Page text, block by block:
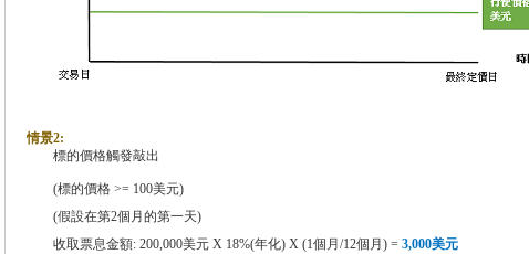
情景2:
標的價格觸發敲出
(標的價格 >= 100美元)
(假設在第2個月的第一天)
收取票息金額: 200,000美元 X 18%(年化) X (1個月 /12個月 ) = 3,000美元